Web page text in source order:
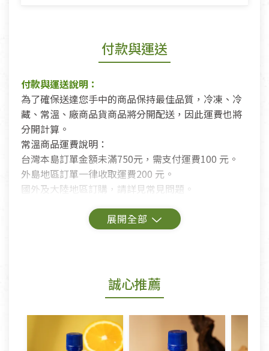
付款與運送
付款與運送說明：
為了確保送達您手中的商品保持最佳品質，冷凍、冷
藏、常溫、廠商品貨商品將分開配送，因此運費也將
分開計算。
常溫商品運費說明：
台灣本島訂單金額未滿750元，需支付運費100 元。
外島地區訂單一律收取運費200 元。
國外及大陸地區訂購，請詳見常見問題。
鑑賞期商品說明：
若您購買的商品有下列「不適用七天鑑賞期商品」情
形者，除商品瑕疵以外，恕不接受退換貨.
依消保法之規定提供該商品七天免費鑑賞期(含例假
日)的服務，原則上若商品未經使用或被汙損(除商品
瑕疵)，一般皆可申請退換貨。
誠心推薦